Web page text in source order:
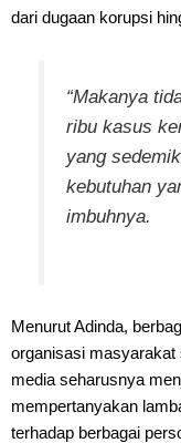
dari dugaan korupsi
“Makanya
ribu kasus
yang
kebutuhan
imbuhnya.
Menurut Adinda,
organisasi masyarakat
media seharusnya
mempertanyakan
terhadap berbagai